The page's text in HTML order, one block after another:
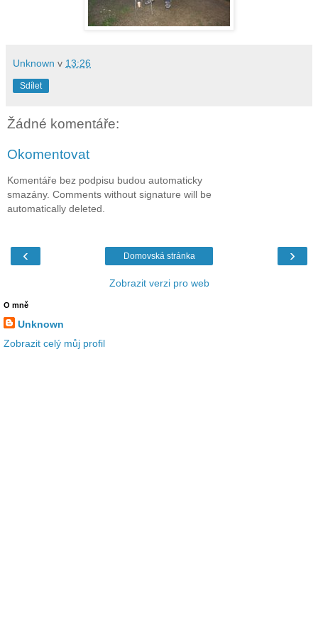
Unknown v 13:26
Sdílet
Žádné komentáře:
Okomentovat
Komentáře bez podpisu budou automaticky
smazány. Comments without signature will be
automatically deleted.
‹ ›
Domovská stránka
Zobrazit verzi pro web
O mně
Unknown
Zobrazit celý můj profil